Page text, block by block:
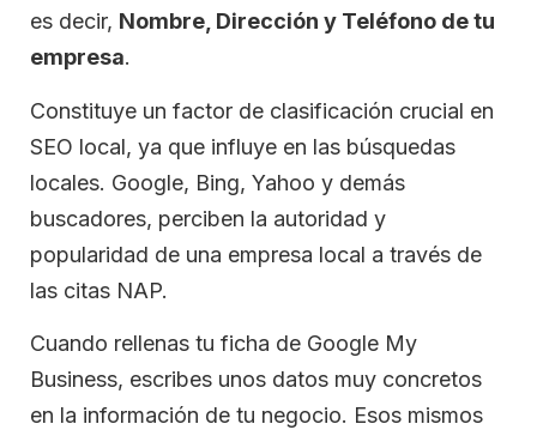
es decir, Nombre, Dirección y Teléfono de tu
empresa.
Constituye un factor de clasificación crucial en
SEO local, ya que influye en las búsquedas
locales. Google, Bing, Yahoo y demás
buscadores, perciben la autoridad y
popularidad de una empresa local a través de
las citas NAP.
Cuando rellenas tu ficha de Google My
Business, escribes unos datos muy concretos
en la información de tu negocio. Esos mismos